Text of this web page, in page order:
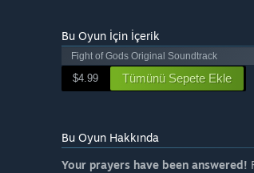
Bu Oyun İçin İçerik
Fight of Gods Original Soundtrack
$4.99 Tümünü Sepete Ekle
Bu Oyun Hakkında
Your prayers have been answered!